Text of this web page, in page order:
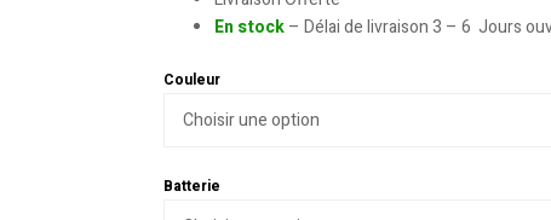
En stock – Délai de livraison 3 – 6 Jours
Couleur
Batterie